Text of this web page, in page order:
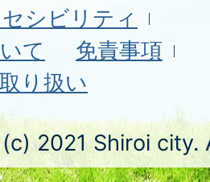
シビリティ
て
免責事項
り扱い
2021 Shiroi city.